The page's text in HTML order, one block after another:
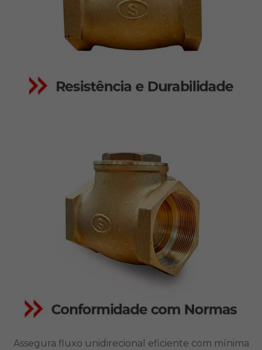
Assegura fluxo unidirecional eficiente com mínima